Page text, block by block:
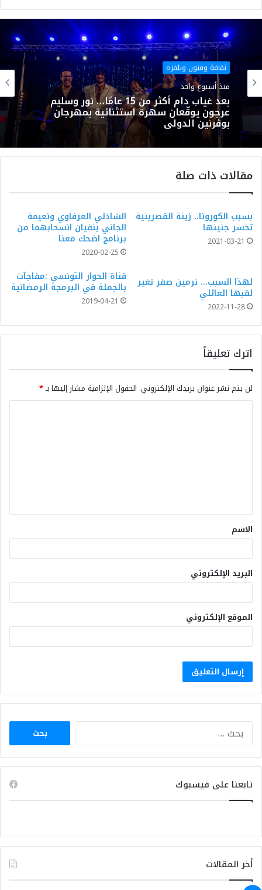
الويب
ثقافة وفنون وتلفزة
منذ أسبوع واحد
بعد غياب دام أكثر من 15 عامًا… نور وسليم
عرجون يوقّعان سهرة استثنائية بمهرجان
بوڨرنين الدولي
مقالات ذات صلة
بسبب الكورونا.. زينة القصرينية
تخسر جنينها
2021-03-21
الشاذلي العرفاوي ونعيمة
الجاني ينفيان انسحابهما من
برنامج اضحك معنا
2020-02-25
لهذا السبب… نرمين صفر تغير
لقبها العائلي
2022-11-28
قناة الحوار التونسي :مفاجآت
بالجملة في البرمجة الرمضانية
2019-04-21
اترك تعليقاً
لن يتم نشر عنوان بريدك الإلكتروني. الحقول الإلزامية مشار إليها بـ*
الاسم
البريد الإلكتروني
الموقع الإلكتروني
البحث
تابعنا على فيسبوك
أخر المقالات